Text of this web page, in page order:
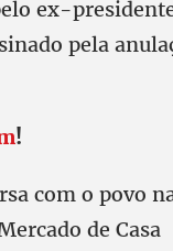
ex-
pela
!
com o povo
de Casa